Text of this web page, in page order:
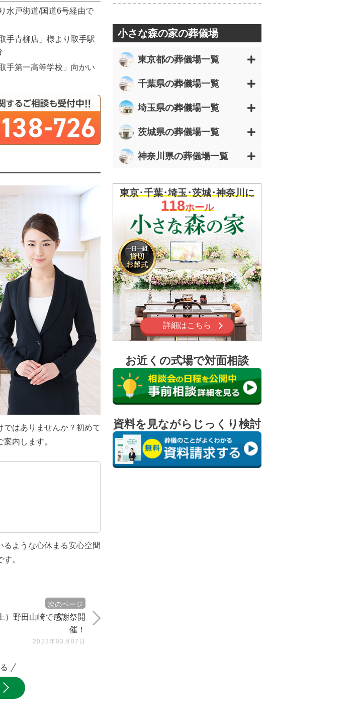
水戸街道/国道6号経由で
手青柳店」様より取手駅
手第一高等学校」向かい
はありませんか？初めて
内します。
ような心休まる安心空間
。
次のページ
）野田山崎で感謝祭開
催！
2023年03月07日
小さな森の家の葬儀場
東京都の葬儀場一覧
千葉県の葬儀場一覧
埼玉県の葬儀場一覧
茨城県の葬儀場一覧
神奈川県の葬儀場一覧
東京･千葉･埼玉･茨城･神奈川に
118ホール
詳細はこちら
お近くの式場で対面相談
資料を見ながらじっくり検討